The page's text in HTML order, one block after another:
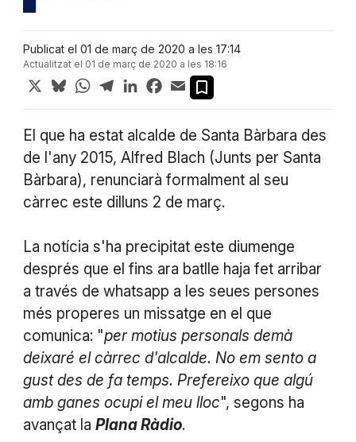
Publicat el 01 de març de 2020 a les 17:14
Actualitzat el 01 de març de 2020 a les 18:16
X BlueskyWhatsApp
TelegramLinkedInFacebook
Email
El que ha estat alcalde de Santa Bàrbara des
de l'any 2015, Alfred Blach (Junts per Santa
Bàrbara), renunciarà formalment al seu
càrrec este dilluns 2 de març.
La notícia s'ha precipitat este diumenge
després que el fins ara batlle haja fet arribar
a través de whatsapp a les seues persones
més properes un missatge en el que
comunica: "per motius personals demà
deixaré el càrrec d'alcalde. No em sento a
gust des de fa temps. Prefereixo que algú
amb ganes ocupi el meu lloc", segons ha
avançat la Plana Ràdio.